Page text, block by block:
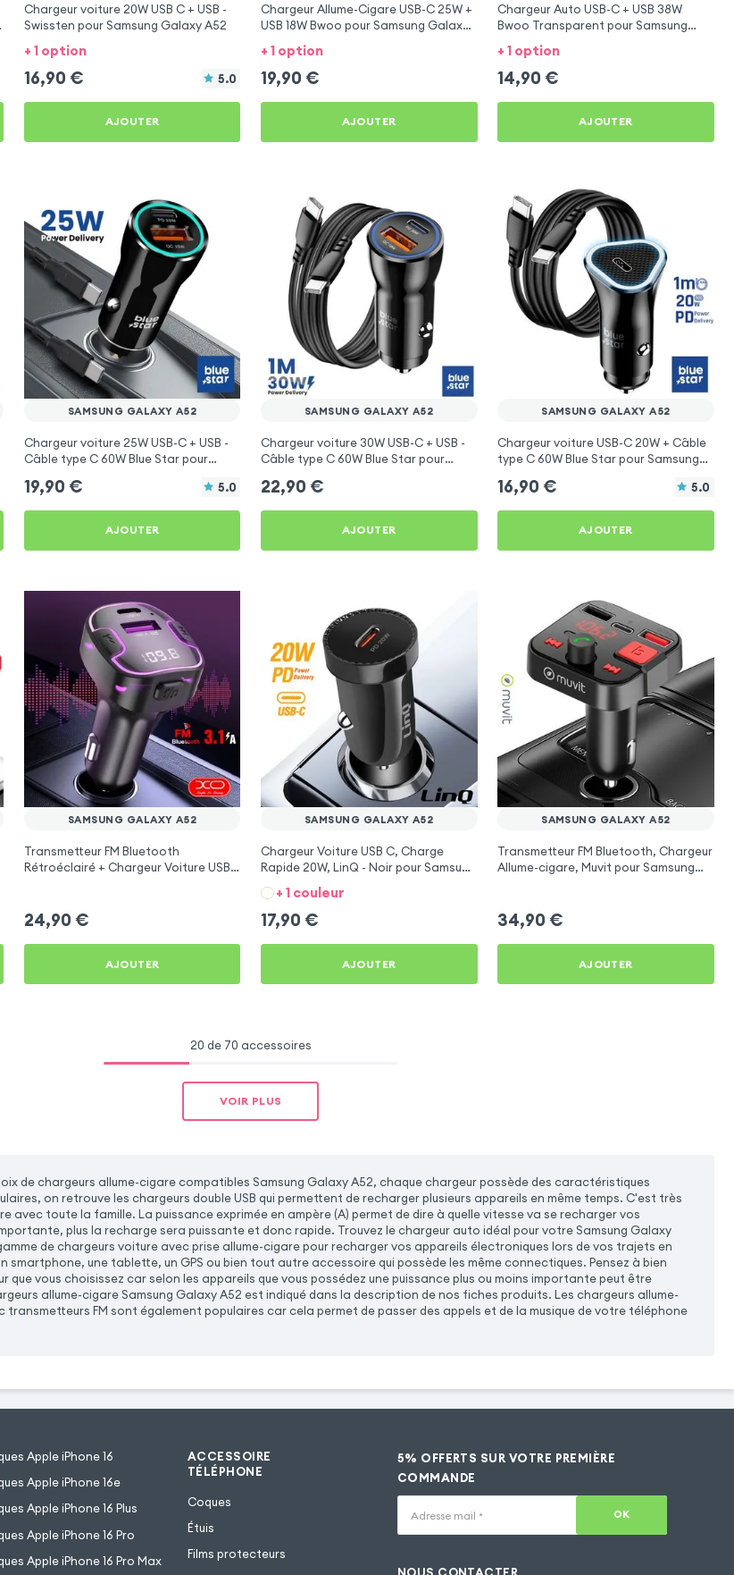
Chargeur voiture 20W USB C + USB -
Swissten pour Samsung Galaxy A52
+ 1 option
16,90 € 5.0
AJOUTER
Chargeur Allume-Cigare USB-C 25W +
USB 18W Bwoo pour Samsung Galaxy
+ 1 option
19,90 €
AJOUTER
Chargeur Auto USB-C + USB 38W
Bwoo Transparent pour Samsung
Galaxy A52
+ 1 option
14,90 €
AJOUTER
SAMSUNG GALAXY A52
Chargeur voiture 25W USB-C + USB -
Câble type C 60W Blue Star pour
19,90 € 5.0
AJOUTER
SAMSUNG GALAXY A52
Chargeur voiture 30W USB-C + USB -
Câble type C 60W Blue Star pour
22,90 €
AJOUTER
SAMSUNG GALAXY A52
Chargeur voiture USB-C 20W + Câble
type C 60W Blue Star pour Samsung
16,90 € 5.0
AJOUTER
SAMSUNG GALAXY A52
Transmetteur FM Bluetooth
Rétroéclairé + Chargeur Voiture USB
24,90 €
AJOUTER
SAMSUNG GALAXY A52
Chargeur Voiture USB C, Charge
Rapide 20W, LinQ - Noir pour Samsung
Galaxy A52
+ 1 couleur
17,90 €
AJOUTER
SAMSUNG GALAXY A52
Transmetteur FM Bluetooth, Chargeur
Allume-cigare, Muvit pour Samsung
34,90 €
AJOUTER
20 de 70 accessoires
VOIR PLUS
de chargeurs allume-cigare compatibles Samsung Galaxy A52, chaque chargeur possède des caractéristiques
on retrouve les chargeurs double USB qui permettent de recharger plusieurs appareils en même temps. C'est très
avec toute la famille. La puissance exprimée en ampère (A) permet de dire à quelle vitesse va se recharger vos
plus la recharge sera puissante et donc rapide. Trouvez le chargeur auto idéal pour votre Samsung Galaxy
de chargeurs voiture avec prise allume-cigare pour recharger vos appareils électroniques lors de vos trajets en
smartphone, une tablette, un GPS ou bien tout autre accessoire qui possède les même connectiques. Pensez à bien
que vous choisissez car selon les appareils que vous possédez une puissance plus ou moins importante peut être
allume-cigare Samsung Galaxy A52 est indiqué dans la description de nos fiches produits. Les chargeurs allume-
transmetteurs FM sont également populaires car cela permet de passer des appels et de la musique de votre téléphone
Apple iPhone 16
Apple iPhone 16e
Apple iPhone 16 Plus
Apple iPhone 16 Pro
Apple iPhone 16 Pro Max
ACCESSOIRE
TÉLÉPHONE
Coques
Étuis
Films protecteurs
5% OFFERTS SUR VOTRE PREMIÈRE
COMMANDE
Adresse mail * OK